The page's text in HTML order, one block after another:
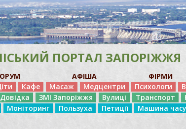
ПОРТАЛ ЗАПОРІЖЖЯ
АФІША ФІРМИ
Кафе Масаж Медцентри Психологи
Довідка ЗМІ Запоріжжя Вулиці Транспорт
Моніторинг Пользуха Петиції Машина часу